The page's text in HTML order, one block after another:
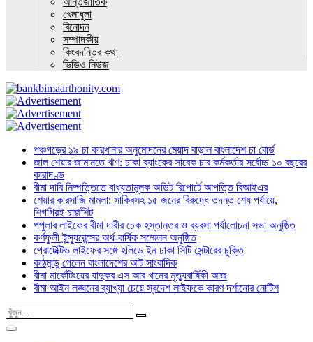
খেলাধুলা
বিনোদন
সম্পাদকীয়
কিংবদন্তির কথা
ভিডিও নিউজ
পঞ্চগড়ের ১৯ চা কারখানার অনুমোদনের মেয়াদ বাড়াল বাংলাদেশ চা বোর্ড
জাল শেয়ার জামানতে ঋণ: ঢাকা ব্যাংকের সাবেক চার কর্মকর্তার সর্বোচ্চ ১০ বছরের
কারাদণ্ড
বীমা দাবি নিষ্পত্তিতে বাধ্যতামূলক অডিট রিপোর্টে আপত্তি বিআইএর
শেয়ার কারসাজি মামলা: সাকিবসহ ১৫ জনের বিরুদ্ধে তদন্ত শেষ পর্যায়ে,
শিগগিরই চার্জশিট
পপুলার লাইফের বীমা দাবীর চেক হস্তান্তর ও ব্যবসা পর্যালোচনা সভা অনুষ্ঠিত
কর্ণফুলী ইন্স্যুরেন্সের অর্ধ-বার্ষিক সম্মেলন অনুষ্ঠিত
প্রোটেক্টিভ লাইফের সঙ্গে হলিডে ইন ঢাকা সিটি সেন্টারের চুক্তি
কাঠমান্ডু গেলেন বাংলাদেশের আট সাংবাদিক
বীমা মার্কেটিংয়ের যাদুকর এস আর খানের মৃত্যুবার্ষিকী আজ
বীমা আইন লঙ্ঘনের ব্যাখ্যা চেয়ে স্বদেশ লাইফকে কারণ দর্শানোর নোটিশ